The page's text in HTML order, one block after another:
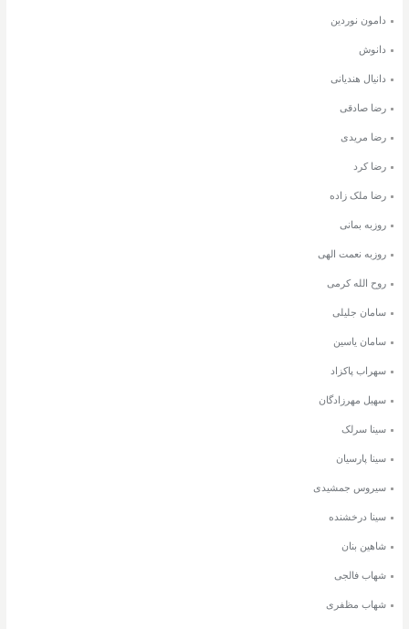
دامون نوردین
دانوش
دانیال هندیانی
رضا صادقی
رضا مریدی
رضا کرد
رضا ملک زاده
روزبه بمانی
روزبه نعمت الهی
روح الله کرمی
سامان جلیلی
سامان یاسین
سهراب پاکزاد
سهیل مهرزادگان
سینا سرلک
سینا پارسیان
سیروس جمشیدی
سینا درخشنده
شاهین بنان
شهاب فالجی
شهاب مظفری